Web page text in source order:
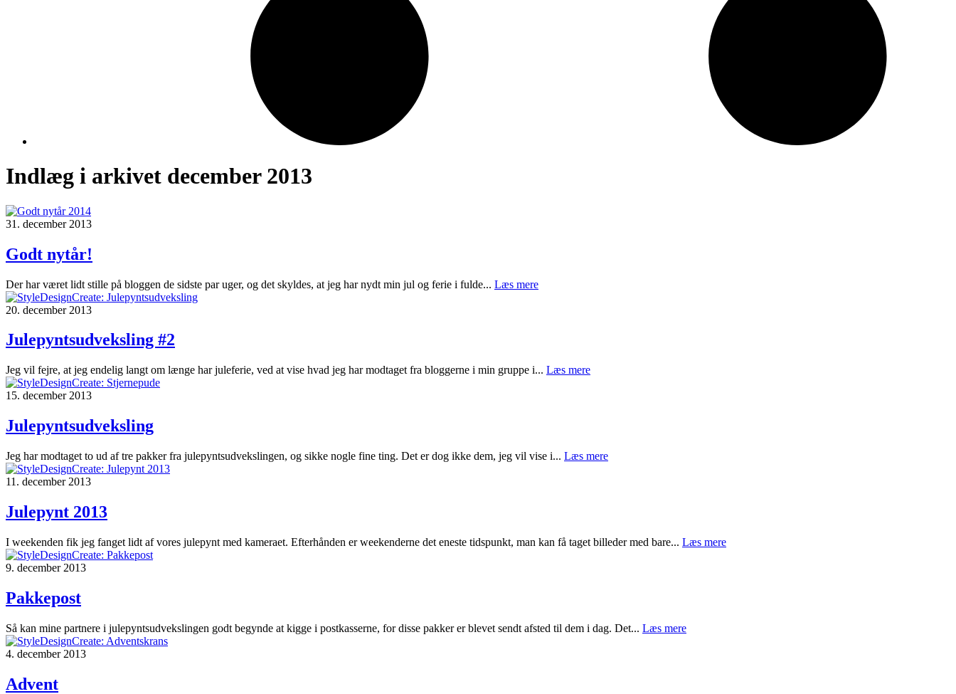
Indlæg i arkivet december 2013
31. december 2013
Godt nytår!
Der har været lidt stille på bloggen de sidste par uger, og det skyldes, at jeg har nydt min jul og ferie i fulde... Læs mere
20. december 2013
Julepyntsudveksling #2
Jeg vil fejre, at jeg endelig langt om længe har juleferie, ved at vise hvad jeg har modtaget fra bloggerne i min gruppe i... Læs mere
15. december 2013
Julepyntsudveksling
Jeg har modtaget to ud af tre pakker fra julepyntsudvekslingen, og sikke nogle fine ting. Det er dog ikke dem, jeg vil vise i... Læs mere
11. december 2013
Julepynt 2013
I weekenden fik jeg fanget lidt af vores julepynt med kameraet. Efterhånden er weekenderne det eneste tidspunkt, man kan få taget billeder med bare... Læs mere
9. december 2013
Pakkepost
Så kan mine partnere i julepyntsudvekslingen godt begynde at kigge i postkasserne, for disse pakker er blevet sendt afsted til dem i dag. Det... Læs mere
4. december 2013
Advent